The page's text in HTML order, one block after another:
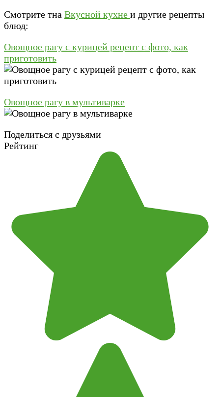
Смотрите тна Вкусной кухне и другие рецепты
блюд:
Овощное рагу с курицей рецепт с фото, как
приготовить
Овощное рагу в мультиварке
Поделиться с друзьями
Рейтинг